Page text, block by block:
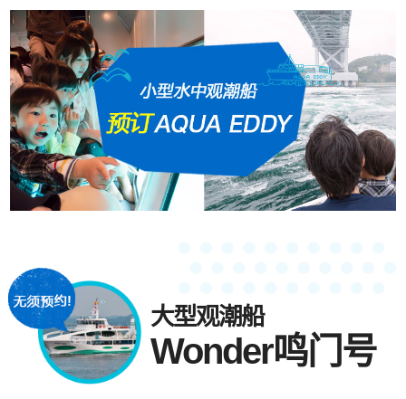
大型观潮船
Wonder鸣门号